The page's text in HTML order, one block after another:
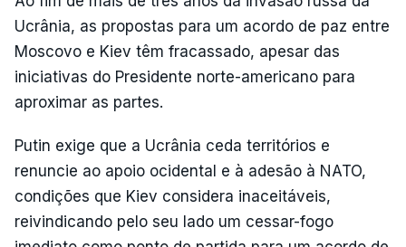
Ucrânia, as propostas para um acordo de paz entre
Moscovo e Kiev têm fracassado, apesar das
iniciativas do Presidente norte-americano para
aproximar as partes.
Putin exige que a Ucrânia ceda territórios e
renuncie ao apoio ocidental e à adesão à NATO,
condições que Kiev considera inaceitáveis,
reivindicando pelo seu lado um cessar-fogo